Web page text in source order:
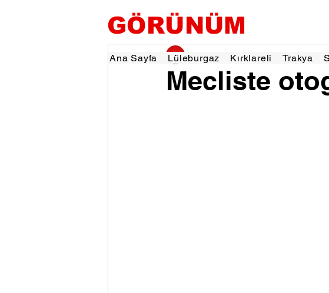
GÖRÜNÜM
Ana Sayfa Lüleburgaz Kırklareli Trakya
Mecliste
gorunumhaber 6 Kas 20252 dakikada